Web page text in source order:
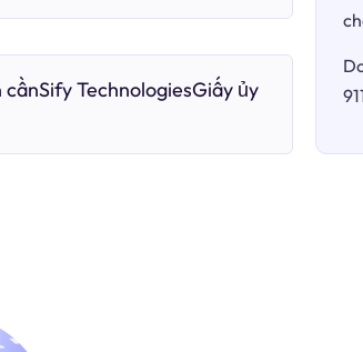
cầnSify TechnologiesGiấy ủy